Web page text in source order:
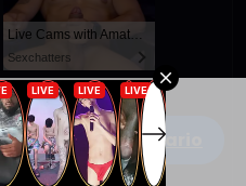
un comentario
Live Cams with Amateur Men
Sexchatters
A Gorgeous Boy